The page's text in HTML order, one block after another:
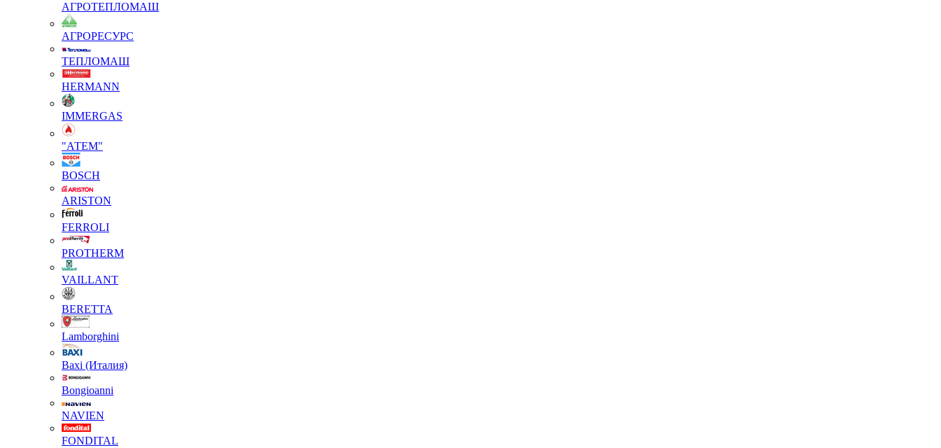
АГРОТЕПЛОМАШ
АГРОРЕСУРС
ТЕПЛОМАШ
HERMANN
IMMERGAS
"АТЕМ"
BOSCH
ARISTON
FERROLI
PROTHERM
VAILLANT
BERETTA
Lamborghini
Baxi (Италия)
Вongioanni
NAVIEN
FONDITAL